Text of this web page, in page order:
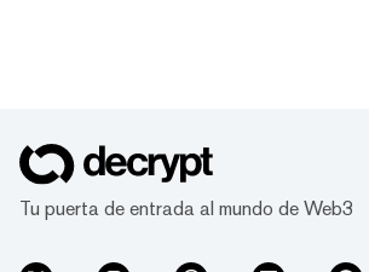
Tu puerta de entrada al mundo de Web3